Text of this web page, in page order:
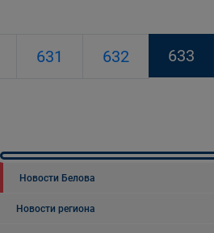
631 632 633
Новости Белова
Новости региона